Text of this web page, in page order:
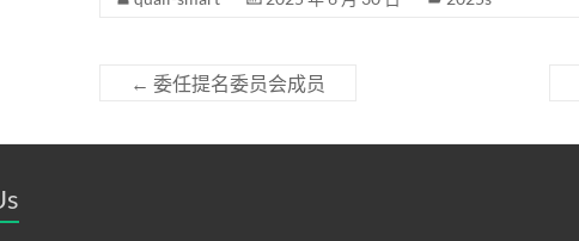
← 委任提名委员会成员